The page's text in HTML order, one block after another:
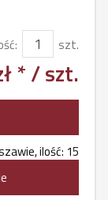
szt.
*/ szt.
ilość: 15